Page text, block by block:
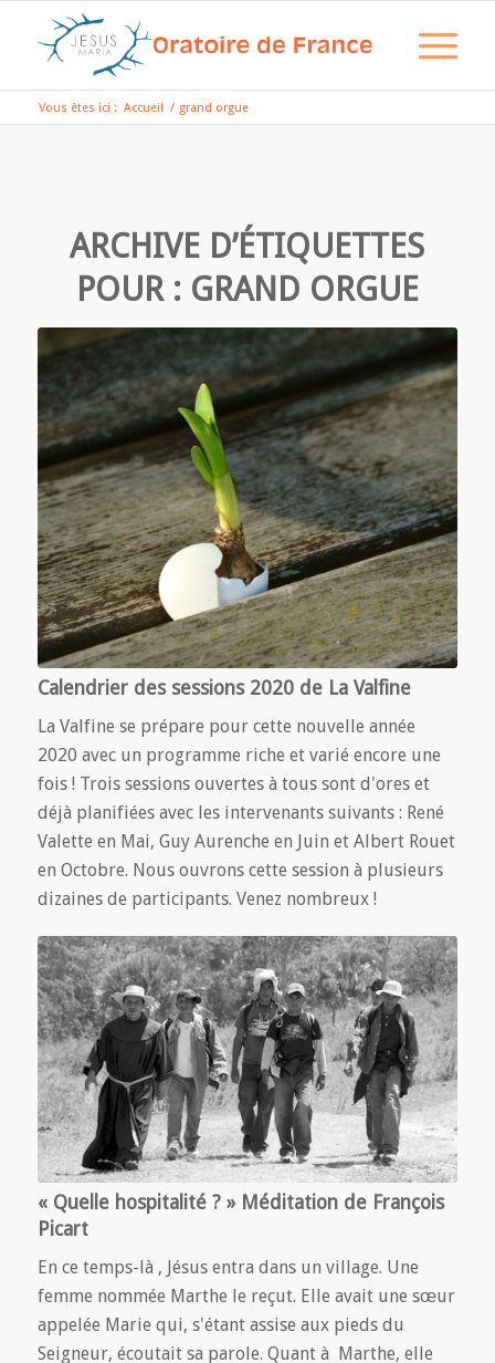
Vous êtes ici : Accueil / grand orgue
ARCHIVE D’ÉTIQUETTES
POUR : GRAND ORGUE
Calendrier des sessions 2020 de La Valfine
La Valfine se prépare pour cette nouvelle année
2020 avec un programme riche et varié encore une
fois ! Trois sessions ouvertes à tous sont d'ores et
déjà planifiées avec les intervenants suivants : René
Valette en Mai, Guy Aurenche en Juin et Albert Rouet
en Octobre. Nous ouvrons cette session à plusieurs
dizaines de participants. Venez nombreux !
« Quelle hospitalité ? » Méditation de François
Picart
En ce temps-là , Jésus entra dans un village. Une
femme nommée Marthe le reçut. Elle avait une sœur
appelée Marie qui, s'étant assise aux pieds du
Seigneur, écoutait sa parole. Quant à Marthe, elle